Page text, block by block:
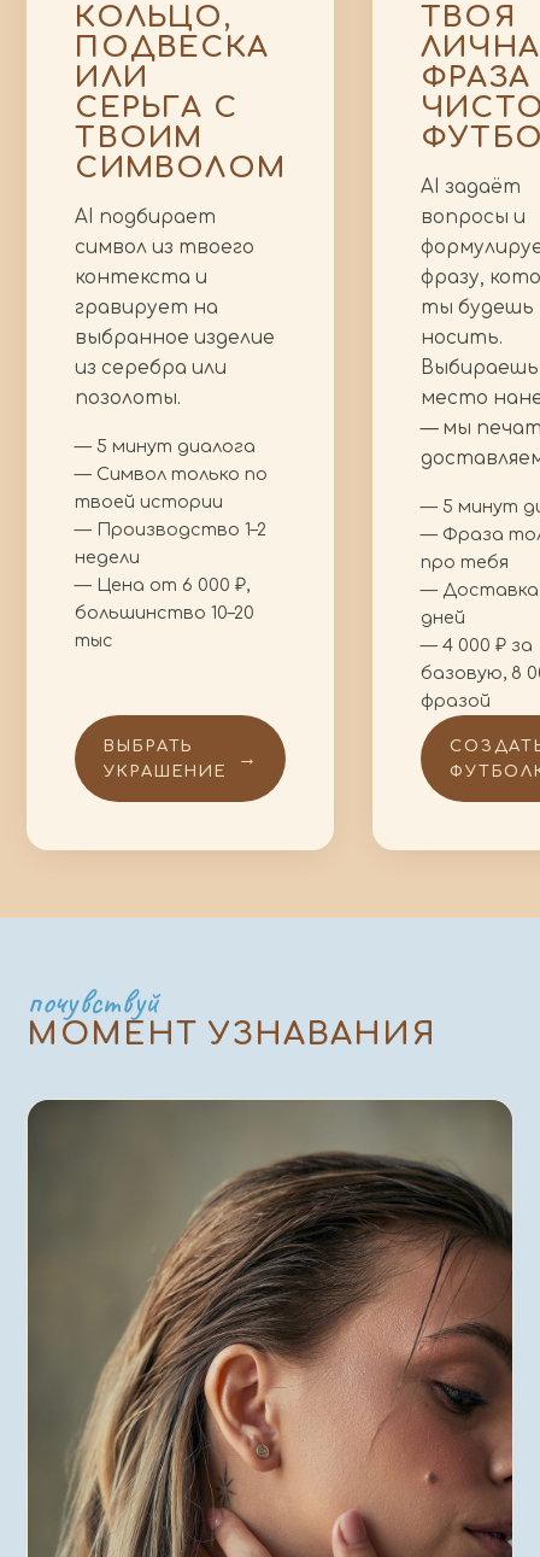
КОЛЬЦО,
ПОДВЕСКА
ИЛИ
СЕРЬГА С
ТВОИМ
СИМВОЛОМ
AI подбирает
символ из твоего
контекста и
гравирует на
выбранное изделие
из серебра или
позолоты.
— 5 минут диалога
— Символ только по
твоей истории
— Производство 1–2
недели
— Цена от 6 000 ₽,
большинство 10–20
тыс
ВЫБРАТЬ
УКРАШЕНИЕ
→
ТВОЯ
ФРАЗА
AI задаёт
вопросы и
фразу,
ты будешь
носить.
Выбираешь
место
— мы
— 5 минут
— Фраза
про тебя
—
дней
— 4 000 ₽ за
базовую, 8
фразой
почувствуй
МОМЕНТ УЗНАВАНИЯ